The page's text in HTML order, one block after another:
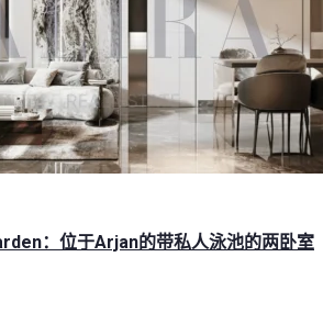
：位于Arjan的带私人泳池的两卧室